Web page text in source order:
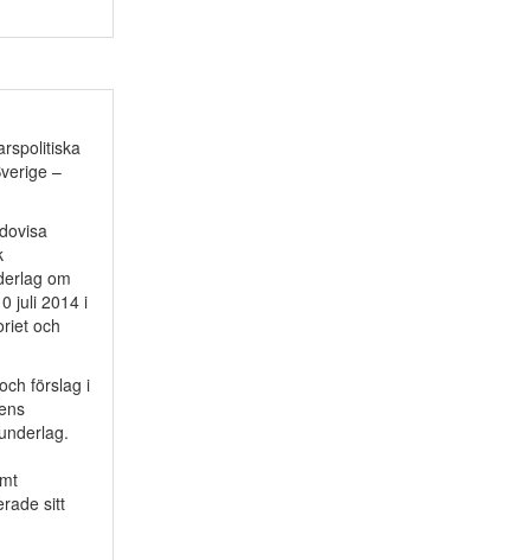
–
om
juli 2014 i
och
förslag i
sitt